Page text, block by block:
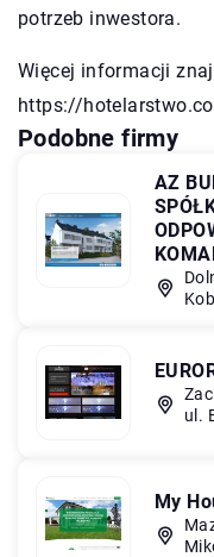
potrzeb inwestora.
Więcej informacji
https://
Podobne firmy
AZ
ul.
My